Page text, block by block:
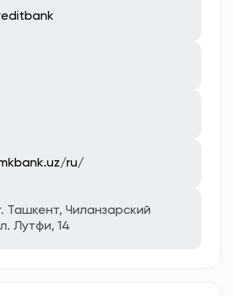
ru/
Ташкент, Чиланзарский
Лутфи, 14